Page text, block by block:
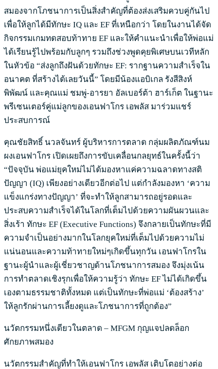
สมองจากโภชนาการเป็นสิ่งสำคัญที่ต้องส่งเสริมควบคู่กันไป
เพื่อให้ลูกได้มีทักษะ IQ และ EF ที่เหนือกว่า โดยในงานได้จัด
กิจกรรมเกมทดสอบท้าทาย EF และให้คำแนะนำเพื่อให้พ่อแม่
ได้เรียนรู้ไปพร้อมกับลูกๆ รวมถึงช่วงพูดคุยพิเศษบนเวทีหลัก
ในหัวข้อ “ส่งลูกถึงฝันด้วยทักษะ EF: รากฐานความสำเร็จใน
อนาคต ที่สร้างได้เลยวันนี้” โดยมีน้องแอบิเกล รังสีสิงห์
พิพัฒน์ และคุณแม่ ชมพู่-อารยา อัลเบอร์ต้า ฮาร์เก็ต ในฐานะ
พรีเซนเตอร์คู่แม่ลูกของเอนฟาโกร เอพลัส มาร่วมแชร์
ประสบการณ์
คุณชัยสิทธิ์ นวลจันทร์ ผู้บริหารการตลาด กลุ่มผลิตภัณฑ์นม
ผงเอนฟาโกร เปิดเผยถึงการขับเคลื่อนกลยุทธ์ในครั้งนี้ว่า
“ปัจจุบัน พ่อแม่ยุคใหม่ไม่ได้มองหาแค่ความฉลาดทางสติ
ปัญญา (IQ) เพียงอย่างเดียวอีกต่อไป แต่กำลังมองหา ‘ความ
แข็งแกร่งทางปัญญา’ ที่จะทำให้ลูกสามารถอยู่รอดและ
ประสบความสำเร็จได้ในโลกที่เต็มไปด้วยความผันผวนและ
สิ่งเร้า ทักษะ EF (Executive Functions) จึงกลายเป็นทักษะที่มี
ความจำเป็นอย่างมากในโลกยุคใหม่ที่เต็มไปด้วยความไม่
แน่นอนและความท้าทายใหม่ๆเกิดขึ้นทุกวัน เอนฟาโกรใน
ฐานะผู้นำและผู้เชี่ยวชาญด้านโภชนาการสมอง จึงมุ่งเน้น
การทำตลาดเชิงรุกเพื่อให้ความรู้ว่า ทักษะ EF ไม่ได้เกิดขึ้น
เองตามธรรมชาติทั้งหมด แต่เป็นทักษะที่พ่อแม่ ‘ต้องสร้าง’
ให้ลูกรักผ่านการเลี้ยงดูและโภชนาการที่ถูกต้อง”
นวัตกรรมหนึ่งเดียวในตลาด – MFGM กุญแจปลดล็อก
ศักยภาพสมอง
นวัตกรรมสำคัญที่ทำให้เอนฟาโกร เอพลัส เติบโตอย่างต่อ